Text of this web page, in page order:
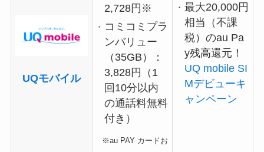
UQモバイル
2,728円※
コミコミプラ
ンバリュー
（35GB）：
3,828円（1
回10分以内
の通話料無料
付き）
※au PAY カードお
最大20,000円
相当（不課
税）のau Pa
y残高還元！
UQ mobile SI
Mデビューキ
ャンペーン